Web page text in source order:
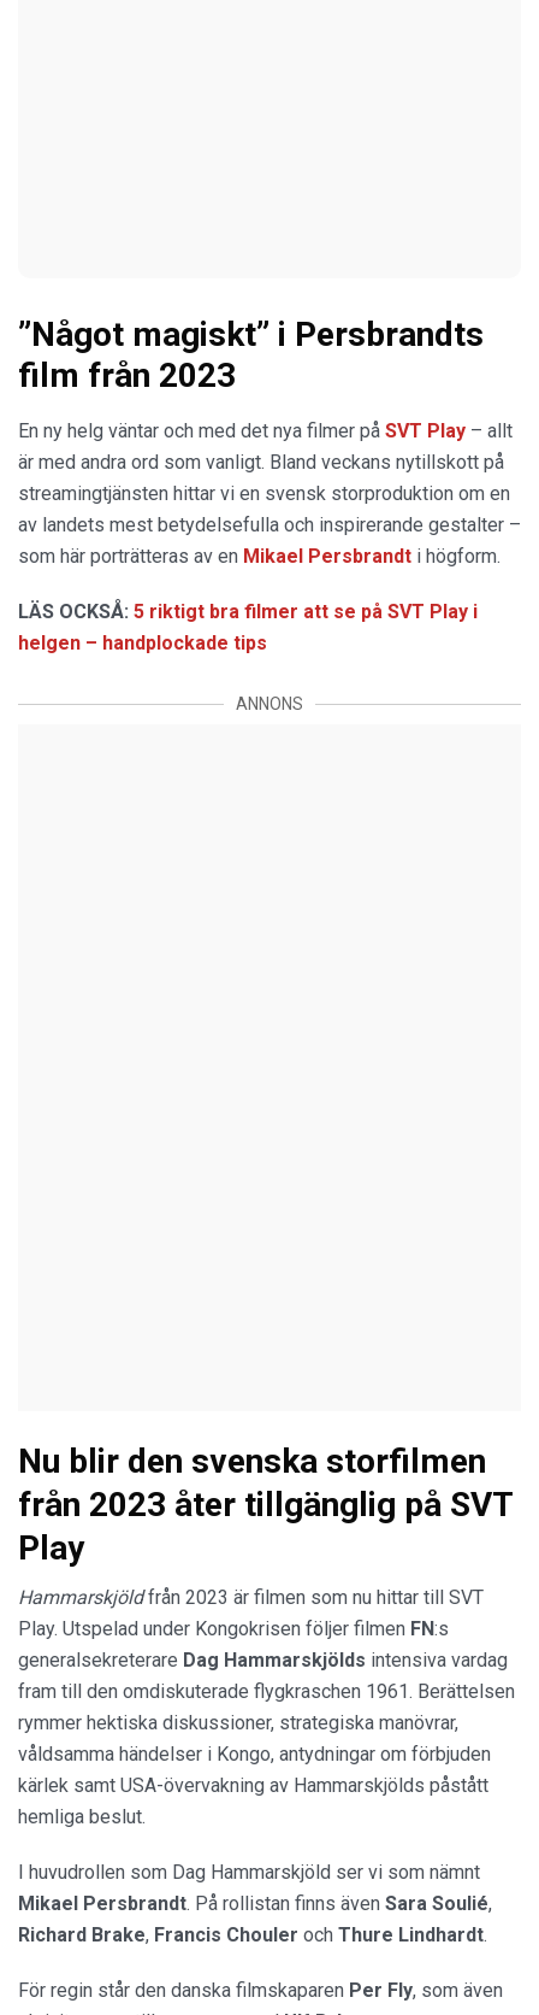
”Något magiskt” i Persbrandts
film från 2023
En ny helg väntar och med det nya filmer på SVT Play – allt
är med andra ord som vanligt. Bland veckans nytillskott på
streamingtjänsten hittar vi en svensk storproduktion om en
av landets mest betydelsefulla och inspirerande gestalter –
som här porträtteras av en Mikael Persbrandt i högform.
LÄS OCKSÅ: 5 riktigt bra filmer att se på SVT Play i
helgen – handplockade tips
ANNONS
Nu blir den svenska storfilmen
från 2023 åter tillgänglig på SVT
Play
Hammarskjöldfrån 2023 är filmen som nu hittar till SVT
Play. Utspelad under Kongokrisen följer filmen FN:s
generalsekreterare Dag Hammarskjölds intensiva vardag
fram till den omdiskuterade flygkraschen 1961. Berättelsen
rymmer hektiska diskussioner, strategiska manövrar,
våldsamma händelser i Kongo, antydningar om förbjuden
kärlek samt USA-övervakning av Hammarskjölds påstått
hemliga beslut.
I huvudrollen som Dag Hammarskjöld ser vi som nämnt
Mikael Persbrandt. På rollistan finns även Sara Soulié,
Richard Brake, Francis Chouler och Thure Lindhardt.
För regin står den danska filmskaparen Per Fly, som även